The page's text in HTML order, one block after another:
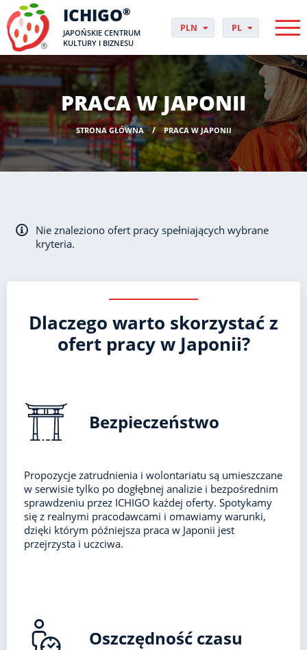
ICHIGO®
JAPOŃSKIE CENTRUM
KULTURY I BIZNESU
PLN
USD
CHF
DKK
NOK
SEK
HUF
PL
DA
DE
EN
ES
FR
HR
HU
PT
SV
PRACA W JAPONII
STRONA GŁÓWNA PRACA W JAPONII
Nie znaleziono ofert pracy spełniających wybrane
kryteria.
Dlaczego warto skorzystać z
ofert pracy w Japonii?
Bezpieczeństwo
Propozycje zatrudnienia i wolontariatu są umieszczane
w serwisie tylko po dogłębnej analizie i bezpośrednim
sprawdzeniu przez ICHIGO każdej oferty. Spotykamy
się z realnymi pracodawcami i omawiamy warunki,
dzięki którym późniejsza praca w Japonii jest
przejrzysta i uczciwa.
Oszczędność czasu